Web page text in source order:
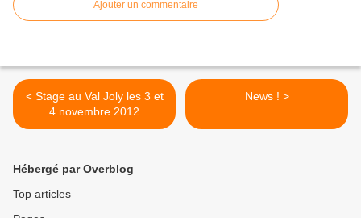
Ajouter un commentaire
< Stage au Val Joly les 3 et
4 novembre 2012
News ! >
Hébergé par Overblog
Top articles